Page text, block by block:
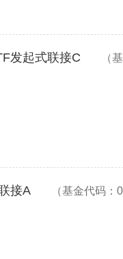
发起式联接C （
接A （基金代码：